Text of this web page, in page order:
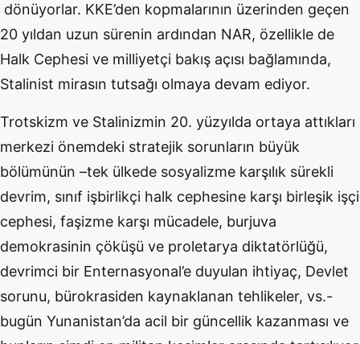
dönüyorlar. KKE’den kopmalarının üzerinden geçen
20 yıldan uzun sürenin ardından NAR, özellikle de
Halk Cephesi ve milliyetçi bakış açısı bağlamında,
Stalinist mirasın tutsağı olmaya devam ediyor.
Trotskizm ve Stalinizmin 20. yüzyılda ortaya attıkları
merkezi önemdeki stratejik sorunların büyük
bölümünün –tek ülkede sosyalizme karşılık sürekli
devrim, sınıf işbirlikçi halk cephesine karşı birleşik işçi
cephesi, faşizme karşı mücadele, burjuva
demokrasinin çöküşü ve proletarya diktatörlüğü,
devrimci bir Enternasyonal’e duyulan ihtiyaç, Devlet
sorunu, bürokrasiden kaynaklanan tehlikeler, vs.-
bugün Yunanistan’da acil bir güncellik kazanması ve